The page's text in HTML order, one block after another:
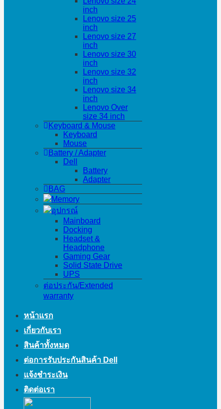
inch
Lenovo size 25
inch
Lenovo size 27
inch
Lenovo size 30
inch
Lenovo size 32
inch
Lenovo size 34
inch
Lenovo Over
size 34 inch
Keyboard & Mouse
Keyboard
Mouse
Battery / Adapter
Dell
Battery
Adapter
BAG
Memory
อุปกรณ์
Mainboard
Docking
Headset &
Headphone
Gaming Gear
Solid State Drive
UPS
ต่อประกัน/Extended
warranty
หน้าแรก
เกี่ยวกับเรา
สินค้าทั้งหมด
ต่อการรับประกันสินค้า Dell
แจ้งชำระเงิน
ติดต่อเรา